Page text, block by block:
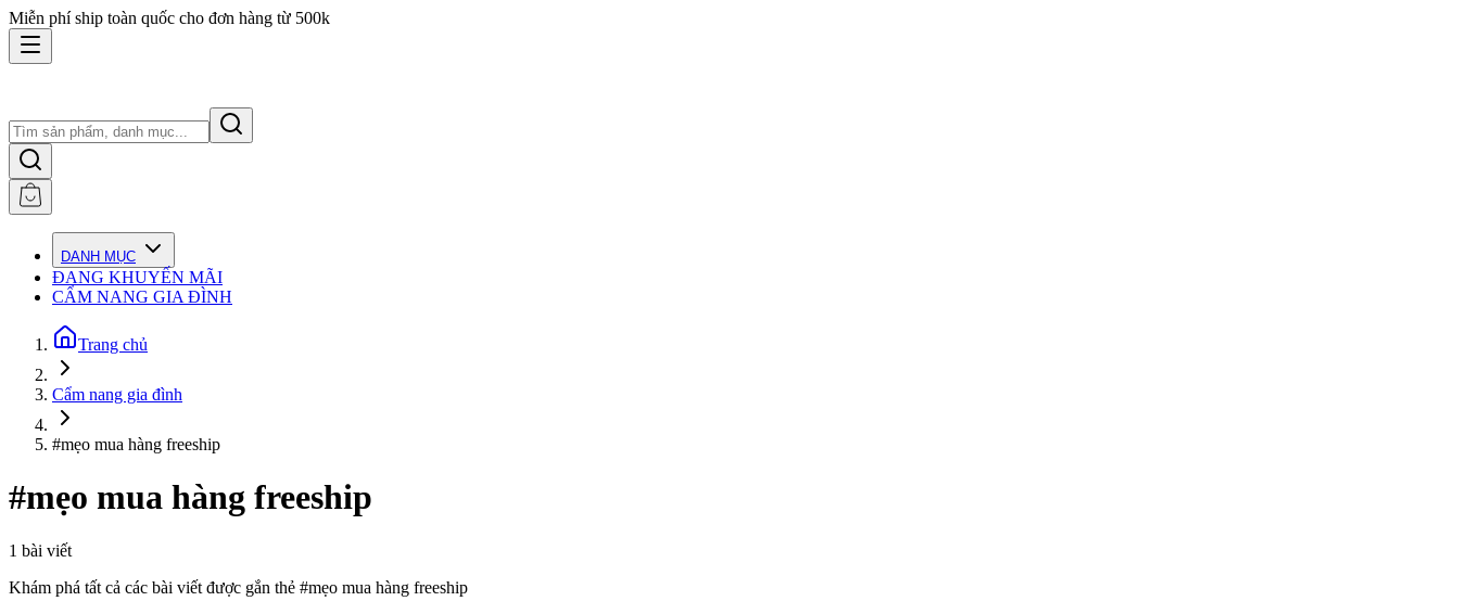
Miễn phí ship toàn quốc cho đơn hàng từ 500k
DANH MỤC
ĐANG KHUYẾN MÃI
CẨM NANG GIA ĐÌNH
Trang chủ
Cẩm nang gia đình
#mẹo mua hàng freeship
#mẹo mua hàng freeship
1 bài viết
Khám phá tất cả các bài viết được gắn thẻ #mẹo mua hàng freeship